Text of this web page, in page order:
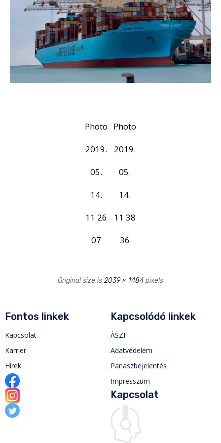
Photo
2019.
05.
14.
11 26
07
Photo
2019.
05.
14.
11 38
36
Original size is 2039 × 1484 pixels
Fontos linkek
Kapcsolat
Karrier
Hírek
Kapcsolódó linkek
ÁSZF
Adatvédelem
Panaszbejelentés
Impresszum
Kapcsolat